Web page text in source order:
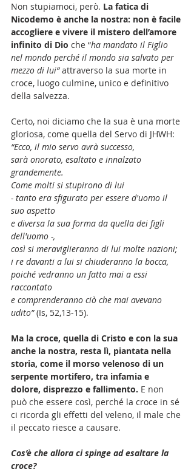
Non stupiamoci, però. La fatica di
Nicodemo è anche la nostra: non è facile
accogliere e vivere il mistero dell’amore
infinito di Dio che “ha mandato il Figlio
nel mondo perché il mondo sia salvato per
mezzo di lui” attraverso la sua morte in
croce, luogo culmine, unico e definitivo
della salvezza.
Certo, noi diciamo che la sua è una morte
gloriosa, come quella del Servo di JHWH:
“Ecco, il mio servo avrà successo,
sarà onorato, esaltato e innalzato
grandemente.
Come molti si stupirono di lui
- tanto era sfigurato per essere d'uomo il
suo aspetto
e diversa la sua forma da quella dei figli
dell'uomo -,
così si meraviglieranno di lui molte nazioni;
i re davanti a lui si chiuderanno la bocca,
poiché vedranno un fatto mai a essi
raccontato
e comprenderanno ciò che mai avevano
udito” (Is, 52,13-15).
Ma la croce, quella di Cristo e con la sua
anche la nostra, resta lì, piantata nella
storia, come il morso velenoso di un
serpente mortifero, tra infamia e
dolore, disprezzo e fallimento. E non
può che essere così, perché la croce in sé
ci ricorda gli effetti del veleno, il male che
il peccato riesce a causare.
Cos’è che allora ci spinge ad esaltare la
croce?